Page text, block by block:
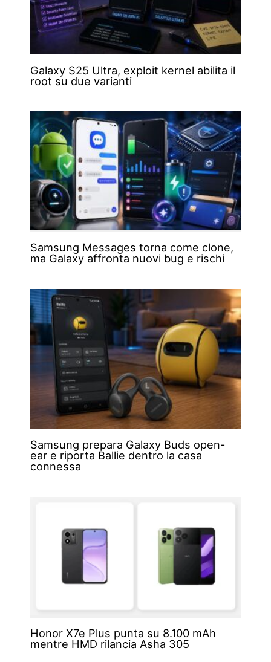
Galaxy S25 Ultra, exploit kernel abilita il
root su due varianti
Samsung Messages torna come clone,
ma Galaxy affronta nuovi bug e rischi
Samsung prepara Galaxy Buds open-
ear e riporta Ballie dentro la casa
connessa
Honor X7e Plus punta su 8.100 mAh
mentre HMD rilancia Asha 305